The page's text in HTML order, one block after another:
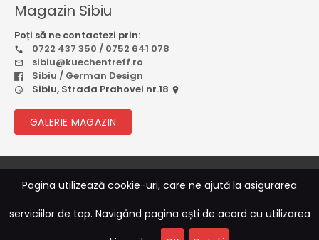
Pagina utilizează cookie-uri, care ne ajută la asigurarea
serviciilor de top. Navigând pagina ești de acord cu utilizarea
Magazin Sibiu
Poți să ne contactezi prin:
0722 437 350 / 0752 641 078
sibiu@kuechentreff.ro
Sibiu / German Design
Sibiu, Strada Prahovei nr.18
GALERIE MAGAZIN
© 2026Rebootcode Soft
| Termeni și Condiții|ANPC|